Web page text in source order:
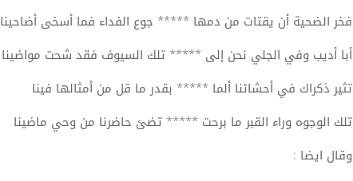
فخر الضحية أن يقتات من دمها ***** جوع الفداء فما أسخى أضاحينا
أبا أديب وفي الجلي نحن إلى ***** تلك السيوف فقد شحت مواضينا
تثير ذكراك في أحشائنا ألما ***** بقدر ما قل من أمثالها فينا
تلك الوجوه وراء القبر ما برحت ***** تضئ حاضرنا من وحي ماضينا
وقال ايضا :